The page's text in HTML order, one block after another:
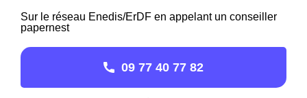
Sur le réseau Enedis/ErDF en appelant un conseiller
papernest
09 77 40 77 82